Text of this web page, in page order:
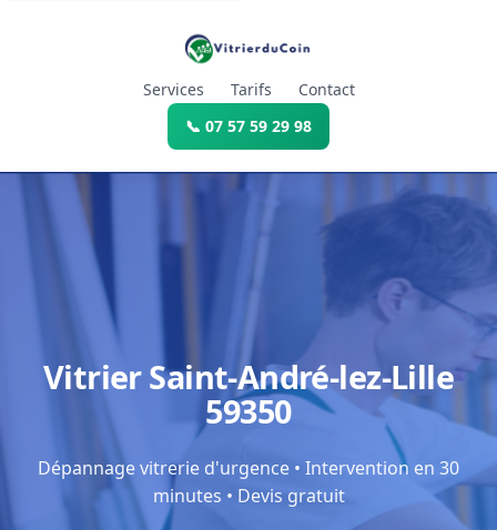
Services Tarifs
Contact
📞 07 57 59 29 98
Vitrier Saint-André-lez-Lille
59350
Dépannage vitrerie d'urgence • Intervention en 30
minutes • Devis gratuit